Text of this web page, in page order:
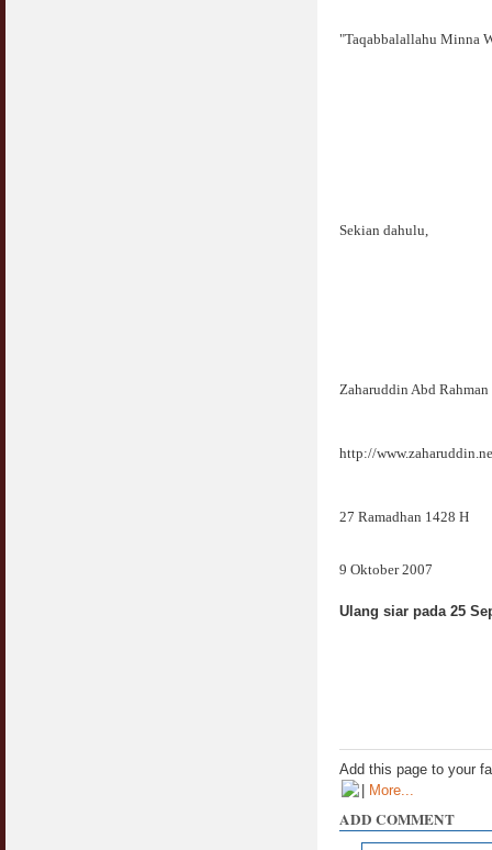
"Taqabbalallahu Minna
Sekian dahulu,
Zaharuddin Abd Rahman
http://
27 Ramadhan 1428 H
9 Oktober 2007
Ulang siar pada 25
Add this page to your
| More...
ADD COMMENT